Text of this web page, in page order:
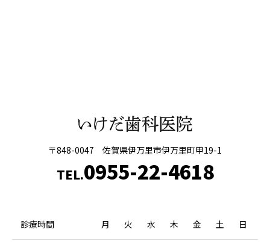
〒848-0047 佐賀県伊万里市伊万里町甲19-1
TEL.0955-22-4618
診療時間 月 火 水 木 金 土 日